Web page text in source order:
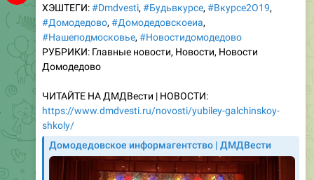
#Нашеподмосковье, #Новостидомодедово
РУБРИКИ: Главные новости, Новости, Новости
Домодедово
ЧИТАЙТЕ НА ДМДВести | НОВОСТИ:
shkoly/
Домодедовское информагентство | ДМДВести